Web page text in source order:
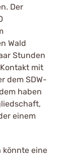
Der
Wald
Stunden
mit
dem SDW-
haben
einem
könnte eine